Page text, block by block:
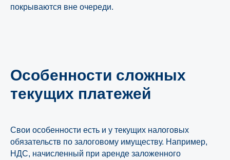
покрываются вне очереди.
Особенности сложных
текущих платежей
Свои особенности есть и у текущих налоговых
обязательств по залоговому имуществу. Например,
НДС, начисленный при аренде заложенного